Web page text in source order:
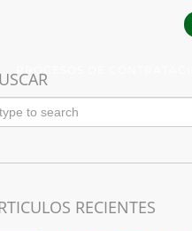
RECIENTES